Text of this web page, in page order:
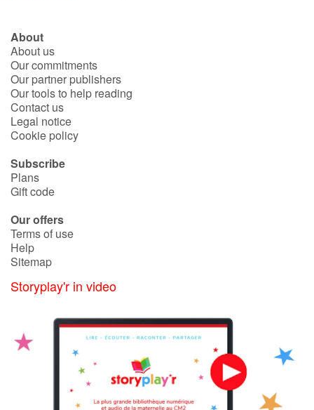
About
About us
Our commitments
Our partner publishers
Our tools to help reading
Contact us
Legal notice
Cookie policy
Subscribe
Plans
Gift code
Our offers
Terms of use
Help
Sitemap
Storyplay'r in video